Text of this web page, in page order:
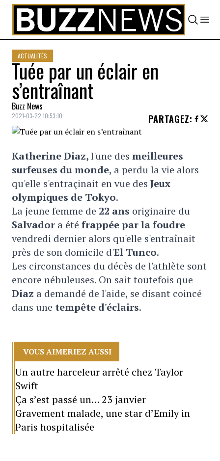
Skip to content
ACTUALITÉS
Tuée par un éclair en
s’entraînant
Buzz News
2021-03-22 10:53:10 PARTAGEZ:
Katherine Diaz,l'une des meilleures
surfeuses du monde, a perdu la vie alors
qu'elle s'entraçinait en vue des Jeux
olympiques de Tokyo.
La jeune femme de 22 ans originaire du
Salvador a été frappée par la foudre
vendredi dernier alors qu'elle s'entraînait
près de son domicile d'El Tunco.
Les circonstances du décès de l'athlète sont
encore nébuleuses. On sait toutefois que
Diaz a demandé de l'aide, se disant coincé
dans une tempête d'éclairs.
VOUS AIMERIEZ AUSSI
Un autre harceleur arrêté chez Taylor
Swift
Ça s’est passé un… 23 janvier
Gravement malade, une star d’Emily in
Paris hospitalisée